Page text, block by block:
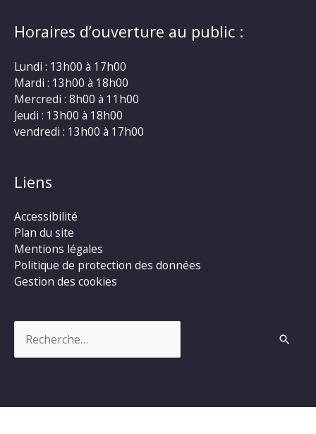
Horaires d’ouverture au public :
Lundi : 13h00 à 17h00
Mardi : 13h00 à 18h00
Mercredi : 8h00 à 11h00
Jeudi : 13h00 à 18h00
vendredi : 13h00 à 17h00
Liens
Accessibilité
Plan du site
Mentions légales
Politique de protection des données
Gestion des cookies